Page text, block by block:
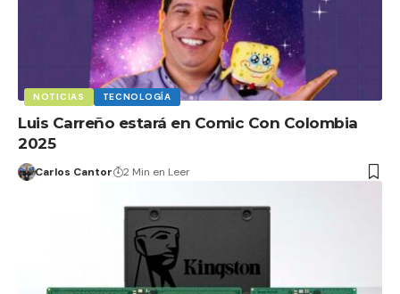
NOTICIAS TECNOLOGÍA
Luis Carreño estará en Comic Con Colombia
2025
Carlos Cantor 2 Min en Leer